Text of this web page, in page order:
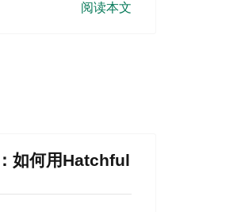
阅读本文
如何用Hatchful